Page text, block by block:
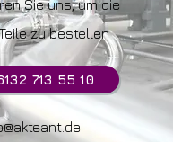
Sie uns, um die
zu bestellen
713 55 10